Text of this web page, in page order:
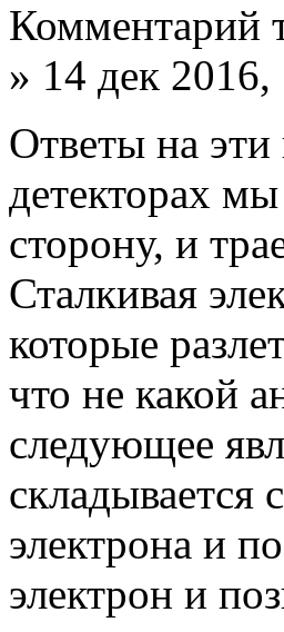
Комментарий
» 14 дек 2016,
Ответы на эти
детекторах
сторону, и
Сталкивая
которые
что не какой
следующее
складывается
электрона и
электрон и